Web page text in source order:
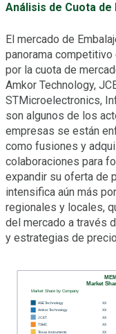
Análisis de Cuota de
El mercado de
panorama
por la cuota de
Amkor Technology,
STMicroelectronics,
son algunos de los
empresas se están
como fusiones y
colaboraciones para
expandir su oferta de
intensifica aún más
regionales y locales,
del mercado a través
y estrategias de